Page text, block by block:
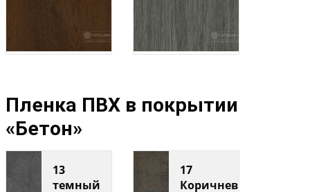
Пленка ПВХ в покрытии
«Бетон»
13
темный
17
Коричневый